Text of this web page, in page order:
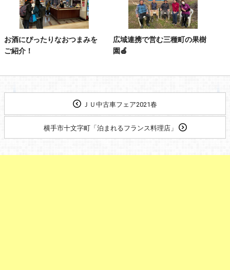
お酒にぴったりなおつまみを
ご紹介！
広域連携で営む三種町の果樹
園🍎
ＪＵ中古車フェア2021春
横手市十文字町「泊まれるフランス料理店」